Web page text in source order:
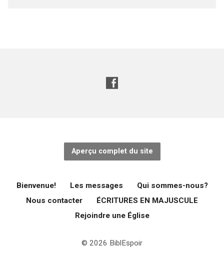
Aperçu complet du site
Bienvenue! Les messages
Qui sommes-nous?
Nous contacter
ÉCRITURES EN MAJUSCULE
Rejoindre une Église
© 2026 BiblEspoir